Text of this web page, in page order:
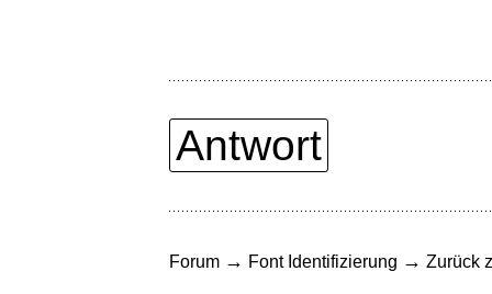
Antwort
Forum → Font Identifizierung → Zurück